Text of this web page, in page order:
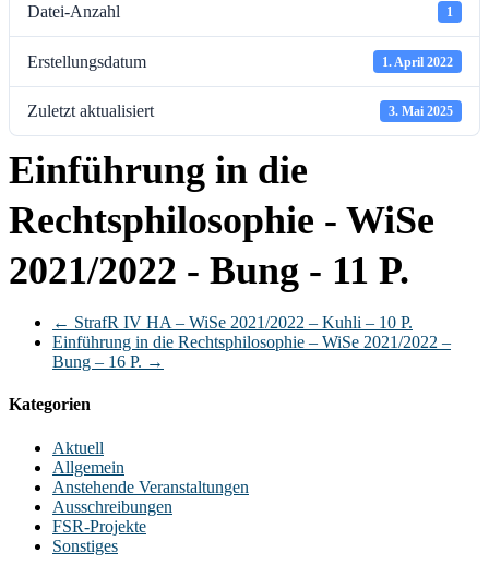
Datei-Anzahl 1
Erstellungsdatum 1. April 2022
Zuletzt aktualisiert 3. Mai 2025
Einführung in die
Rechtsphilosophie - WiSe
2021/2022 - Bung - 11 P.
← StrafR IV HA – WiSe 2021/2022 – Kuhli – 10 P.
Einführung in die Rechtsphilosophie – WiSe 2021/2022 –
Bung – 16 P. →
Kategorien
Aktuell
Allgemein
Anstehende Veranstaltungen
Ausschreibungen
FSR-Projekte
Sonstiges